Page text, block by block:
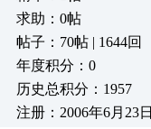
求助：0帖
帖子：70帖 | 1644回
年度积分：0
历史总积分：1957
注册：2006年6月23日